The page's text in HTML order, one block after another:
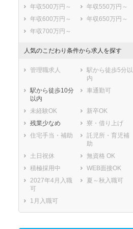
年収500万円～
年収550万円～
年収600万円～
年収650万円～
年収700万円～
人気のこだわり条件から求人を探す
管理職求人
駅から徒歩5分以
内
駅から徒歩10分
以内
車通勤可
未経験OK
新卒OK
残業少なめ
寮・借り上げ
住宅手当・補助
託児所・育児補
助
土日祝休
無資格 OK
積極採用中
WEB面接OK
2027年4月入職
可
夏～秋入職可
1月入職可